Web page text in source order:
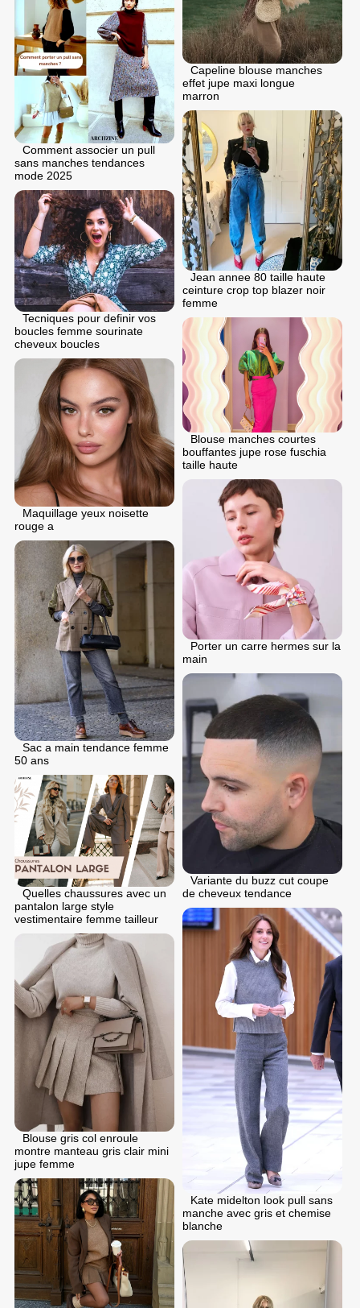
Capeline blouse manches
effet jupe maxi longue
marron
Comment associer un pull
sans manches tendances
mode 2025
Jean annee 80 taille haute
ceinture crop top blazer noir
femme
Tecniques pour definir vos
boucles femme sourinate
cheveux boucles
Blouse manches courtes
bouffantes jupe rose fuschia
taille haute
Maquillage yeux noisette
rouge a
Porter un carre hermes sur la
main
Sac a main tendance femme
50 ans
Variante du buzz cut coupe
de cheveux tendance
Quelles chaussures avec un
pantalon large style
vestimentaire femme tailleur
Kate midelton look pull sans
manche avec gris et chemise
blanche
Blouse gris col enroule
montre manteau gris clair mini
jupe femme